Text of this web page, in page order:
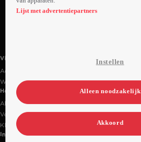
naar
Videoland
Actiecode
Werken bij RTL
Handige links
Alle films & series
Veelgestelde vragen
Klantenservice
Informatie
Lijst met advertentiepartners
Instellen
Alleen noodzakelijk
Akkoord